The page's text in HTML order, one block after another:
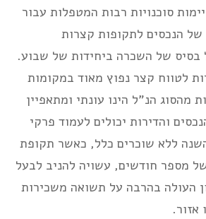
סוכנויות רבות המטפלות עבור
הנכסים לתקופות קצרות
בסיס של השכרה ביחידות של שבוע.
לטווח קצר נפוץ מאוד במקומות
מהסוג הנ”ל הינו עונתי ומתאפיין
והדירות יכולים לעמוד פרקי
ללא שוכרים כלל, כאשר תקופת
מספר חודשים, עשויה להניב לבעל
העולה בהרבה על תשואה משכירות
אזור.